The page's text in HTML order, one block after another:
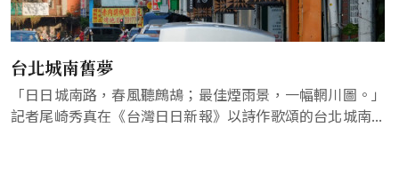
台北城南舊夢
「日日城南路，春風聽鷓鴣；最佳煙雨景，一幅輞川圖。」
記者尾崎秀真在《台灣日日新報》以詩作歌頌的台北城南...